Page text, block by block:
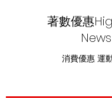
著數優惠
News
消費優惠 運